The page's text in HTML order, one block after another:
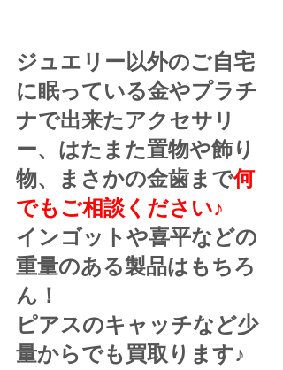
ジュエリー以外のご自宅
に眠っている金やプラチ
ナで出来たアクセサリ
ー、はたまた置物や飾り
物、まさかの金歯まで何
でもご相談ください♪
インゴットや喜平などの
重量のある製品はもちろ
ん！
ピアスのキャッチなど少
量からでも買取ります♪